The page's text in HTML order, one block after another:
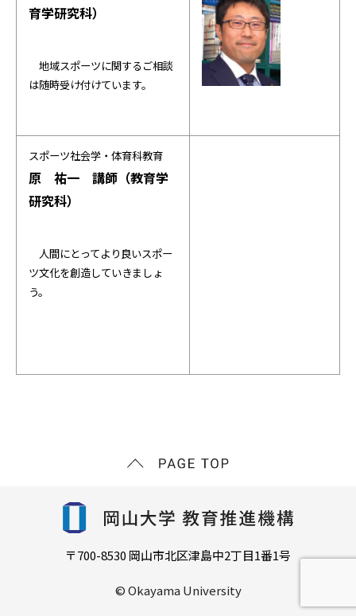
育学研究科）
地域スポーツに関するご相談
は随時受け付けています。
スポーツ社会学・体育科教育
原 祐一 講師（教育学
研究科）
人間にとってより良いスポー
ツ文化を創造していきましょ
う。
〒700-8530 岡山市北区津島中2丁目1番1号
© Okayama University